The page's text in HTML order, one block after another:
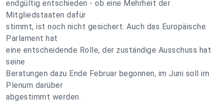
endgültig entschieden - ob eine Mehrheit der
Mitgliedstaaten dafür
stimmt, ist noch nicht gesichert. Auch das Europäische
Parlament hat
eine entscheidende Rolle, der zuständige Ausschuss hat
seine
Beratungen dazu Ende Februar begonnen, im Juni soll im
Plenum darüber
abgestimmt werden.